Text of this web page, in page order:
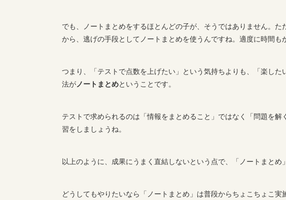
でも、ノートまとめをするほとんどの子が、そうではありません。
から、逃げの手段としてノートまとめを使うんですね。適度に時間も
つまり、「テストで点数を上げたい」という気持ちよりも、「楽し
法がノートまとめということです。
テストで求められるのは「情報をまとめること」ではなく「問題を
習をしましょうね。
以上のように、成果にうまく直結しないという点で、「ノートまとめ
どうしてもやりたいなら「ノートまとめ」は普段からちょこちょこ